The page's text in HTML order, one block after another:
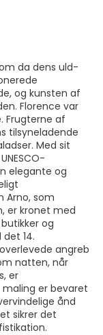
da dens uld-
og kunsten af
Florence var
Frugterne af
tilsyneladende
Med sit
elegante og
Arno, som
er kronet med
og
14.
angreb
natten, når
er
er bevaret
ånd
sikrer det